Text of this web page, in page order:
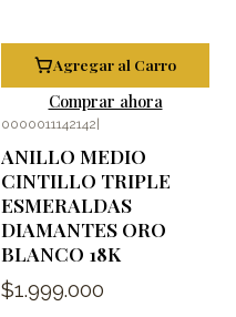
Agregar al Carro
Comprar ahora
0000011142142|
ANILLO MEDIO
CINTILLO TRIPLE
ESMERALDAS
DIAMANTES ORO
BLANCO 18K
$1.999.000